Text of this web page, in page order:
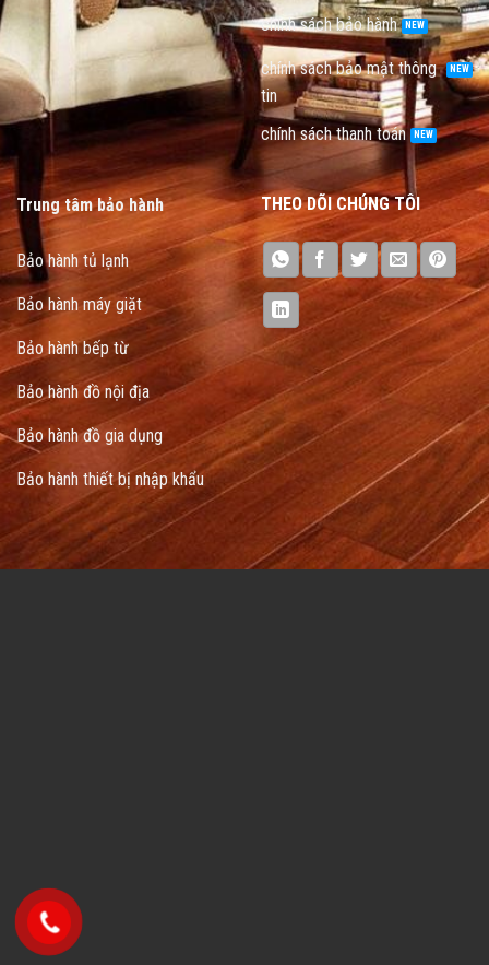
chính sách bảo hành
chính sách bảo mật thông
tin
chính sách thanh toán
Trung tâm bảo hành
Bảo hành tủ lạnh
Bảo hành máy giặt
Bảo hành bếp từ
Bảo hành đồ nội địa
Bảo hành đồ gia dụng
Bảo hành thiết bị nhập khẩu
THEO DÕI CHÚNG TÔI